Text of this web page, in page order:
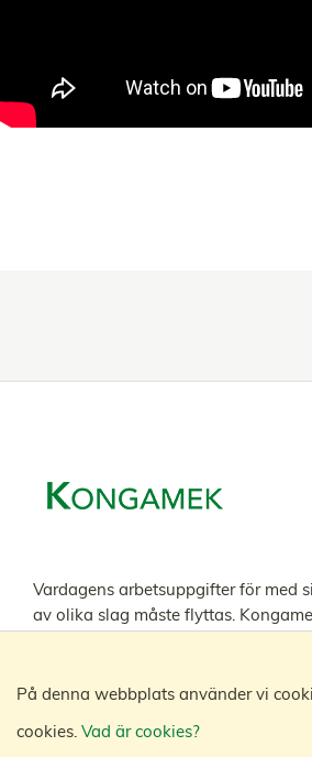
På denna webbplats använder vi
cookies. Vad är cookies?
Vardagens arbetsuppgifter för med
av olika slag måste flyttas.